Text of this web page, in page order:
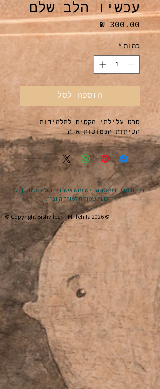
עכשיו הלב שלם
מחיר
כמות *
הוספה לסל
סרט עלילתי מקסים לתלמידות
הכיתות הנמוכות א-ה
כל החומרים במאגר הם לשימוש אישי בלבד ולא מסחרי | כל
הזכויות שמורות למורה היוצרת
© Copyright Bishvilech - M. Tehila 2026 ©